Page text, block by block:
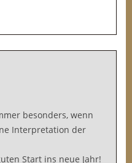
besonders, wenn
Interpretation der
Start ins neue Jahr!